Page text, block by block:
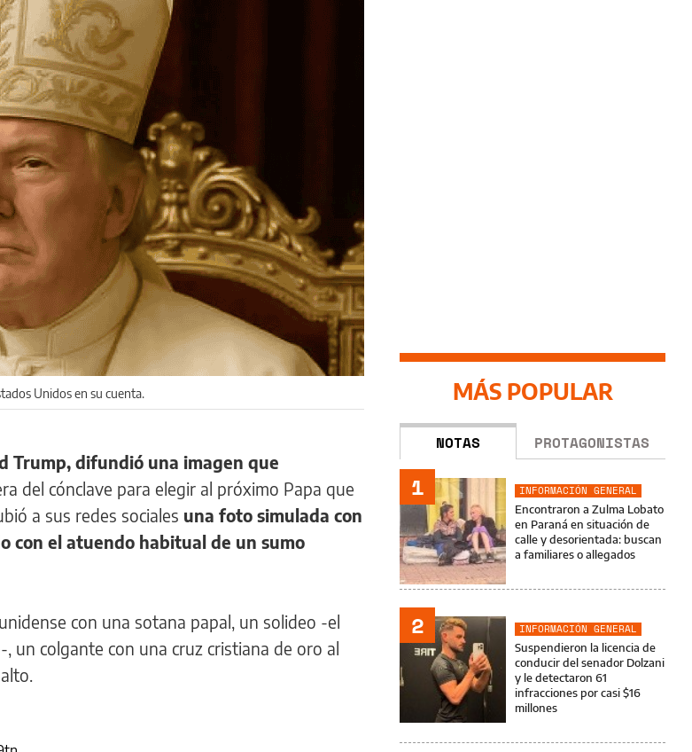
Unidos en su cuenta.
Trump, difundió una imagen que
del cónclave para elegir al próximo Papa que
a sus redes sociales una foto simulada con
con el atuendo habitual de un sumo
con una sotana papal, un solideo -el
un colgante con una cruz cristiana de oro al
MÁS POPULAR
NOTAS PROTAGONISTAS
1
INFORMACIÓN GENERAL
Encontraron a Zulma Lobato
en Paraná en situación de
calle y desorientada: buscan
a familiares o allegados
2
INFORMACIÓN GENERAL
Suspendieron la licencia de
conducir del senador Dolzani
y le detectaron 61
infracciones por casi $16
millones